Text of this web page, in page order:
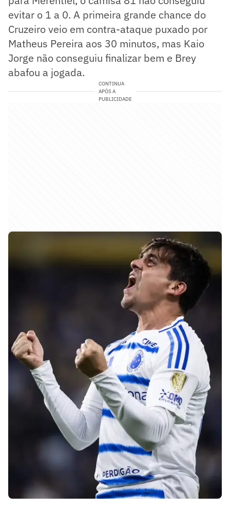
evitar o 1 a 0. A primeira grande chance do
Cruzeiro veio em contra-ataque puxado por
Matheus Pereira aos 30 minutos, mas Kaio
Jorge não conseguiu finalizar bem e Brey
abafou a jogada.
CONTINUA
APÓS A
PUBLICIDADE